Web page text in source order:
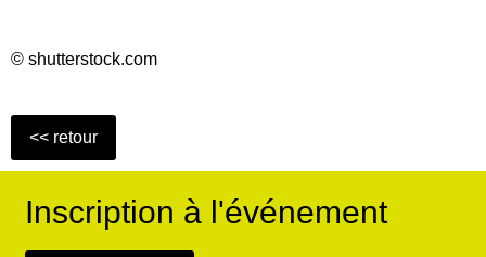
© shutterstock.com
Inscription à l'événement